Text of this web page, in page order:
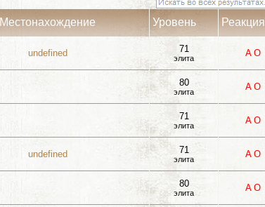
Местонахождение Уровень Реакция
undefined 71
элита A О
80
элита A О
71
элита A О
undefined 71
элита A О
80
элита A О